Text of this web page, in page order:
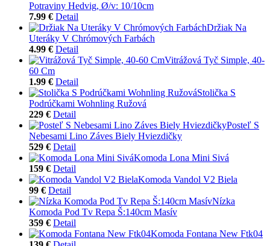
Potraviny Hedvig, Ø/v: 10/10cm
7.99 € Detail
Držiak Na
Uteráky V Chrómových Farbách
4.99 € Detail
Vitrážová Tyč Simple, 40-
60 Cm
1.99 € Detail
Stolička S
Podrúčkami Wohnling Ružová
229 € Detail
Posteľ S
Nebesami Lino Záves Biely Hviezdičky
529 € Detail
Komoda Lona Mini Sivá
159 € Detail
Komoda Vandol V2 Biela
99 € Detail
Nízka
Komoda Pod Tv Repa Š:140cm Masív
359 € Detail
Komoda Fontana New Ftk04